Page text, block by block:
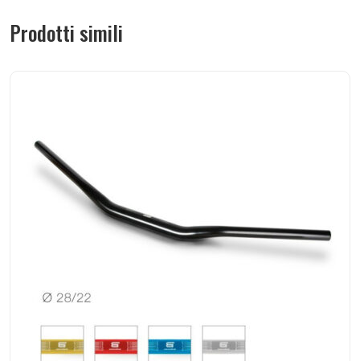
Prodotti simili